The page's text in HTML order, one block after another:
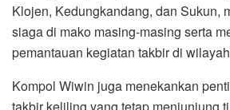
Klojen, Kedungkandang, dan Sukun,
siaga di mako masing-masing serta
pemantauan kegiatan takbir di
Kompol Wiwin juga menekankan
takbir keliling yang tetap menjunjung